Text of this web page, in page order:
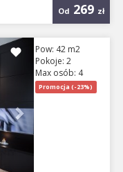
Od 269 zł
NextPow: 42 m2
Pokoje: 2
Max osób: 4
Promocja (-23%)